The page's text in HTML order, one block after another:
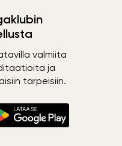
valmiita
ja
tarpeisiin.